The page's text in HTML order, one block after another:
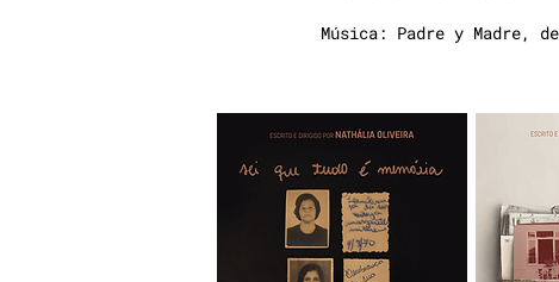
Música: Padre y Madre,